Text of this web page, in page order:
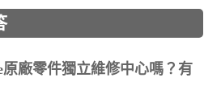
廠零件獨立維修中心嗎？有